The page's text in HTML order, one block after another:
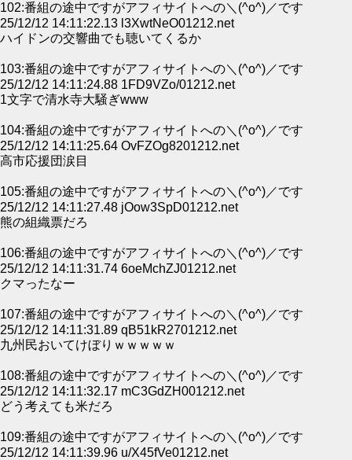
102:番組の途中ですがアフィサイトへの＼(^o^)／です
25/12/12 14:11:22.13 l3XwtNeO01212.net
ハイドンの交響曲でも聴いてくるか
103:番組の途中ですがアフィサイトへの＼(^o^)／です
25/12/12 14:11:24.88 1FD9VZo/01212.net
1文字で清水寺大騒ぎwww
104:番組の途中ですがアフィサイトへの＼(^o^)／です
25/12/12 14:11:25.64 OvFZOg8201212.net
高市応援団涙目
105:番組の途中ですがアフィサイトへの＼(^o^)／です
25/12/12 14:11:27.48 jOow3SpD01212.net
熊の組織票だろ
106:番組の途中ですがアフィサイトへの＼(^o^)／です
25/12/12 14:11:31.74 6oeMchZJ01212.net
クマったなー
107:番組の途中ですがアフィサイトへの＼(^o^)／です
25/12/12 14:11:31.89 qB51kR2701212.net
九州民おいてけぼりｗｗｗｗｗ
108:番組の途中ですがアフィサイトへの＼(^o^)／です
25/12/12 14:11:32.17 mC3GdZH001212.net
どう考えても米だろ
109:番組の途中ですがアフィサイトへの＼(^o^)／です
25/12/12 14:11:39.96 u/X45fVe01212.net